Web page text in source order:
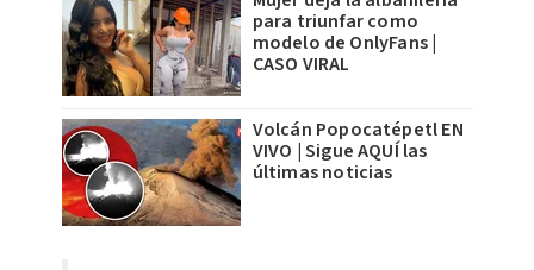
para triunfar como
modelo de OnlyFans |
CASO VIRAL
Volcán Popocatépetl EN
VIVO | Sigue AQUÍ las
últimas noticias